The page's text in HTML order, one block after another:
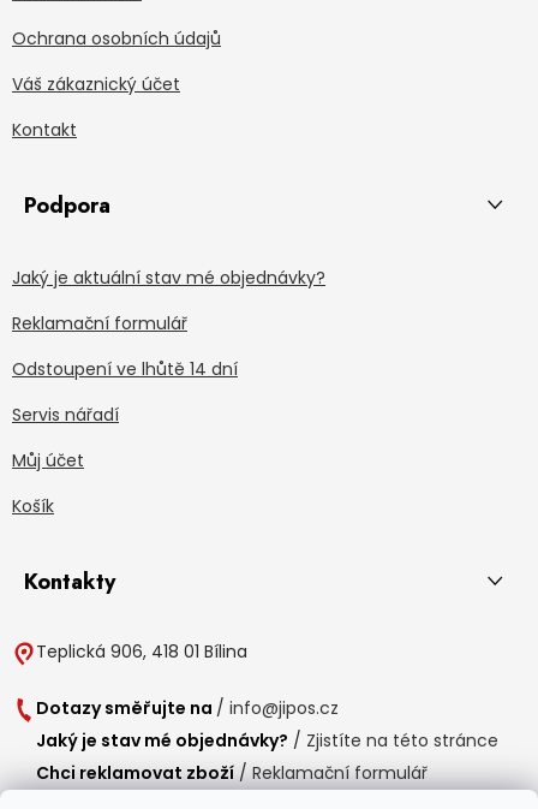
Ochrana osobních údajů
Váš zákaznický účet
Kontakt
Podpora
Jaký je aktuální stav mé objednávky?
Reklamační formulář
Odstoupení ve lhůtě 14 dní
Servis nářadí
Můj účet
Košík
Kontakty
Teplická 906, 418 01 Bílina
Dotazy směřujte na / info@jipos.cz
Jaký je stav mé objednávky? / Zjistíte na této stránce
Chci reklamovat zboží / Reklamační formulář